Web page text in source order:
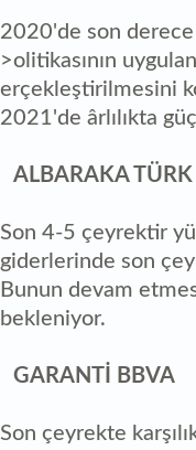
2020'de son derece
>olitikasının
erçekleştirilmesini
2021'de ârlılıkta
ALBARAKA TÜRK
Son 4-5 çeyrektir
giderlerinde son
Bunun devam
bekleniyor.
GARANTİ BBVA
Son çeyrekte